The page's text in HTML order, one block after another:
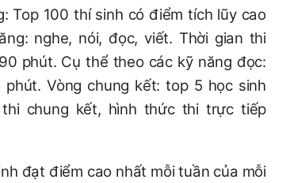
Top 100 thí sinh có điểm tích lũy cao
nghe, nói, đọc, viết. Thời gian thi
phút. Cụ thể theo các kỹ năng đọc:
Vòng chung kết: top 5 học sinh
chung kết, hình thức thi trực tiếp
đạt điểm cao nhất mỗi tuần của mỗi